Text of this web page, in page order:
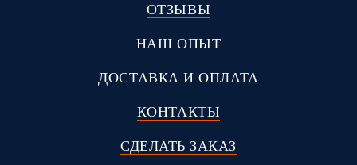
ОТЗЫВЫ
НАШ ОПЫТ
ДОСТАВКА И ОПЛАТА
КОНТАКТЫ
СДЕЛАТЬ ЗАКАЗ